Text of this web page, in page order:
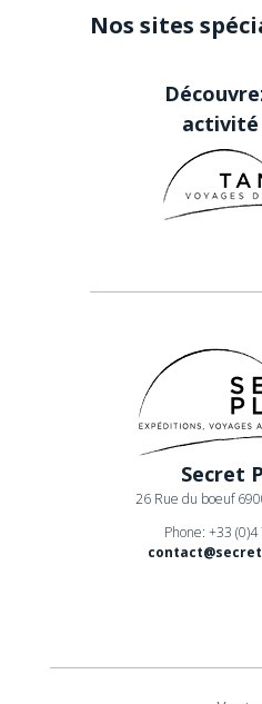
Nos sites
Secret
26 Rue du boeuf
Phone: +33